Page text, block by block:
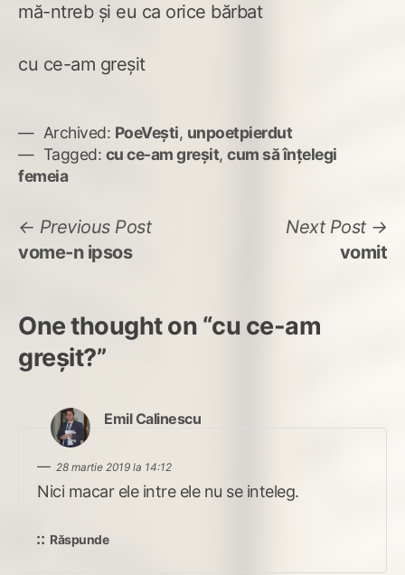
mă-ntreb și eu ca orice bărbat
cu ce-am greșit
Archived: PoeVești, unpoetpierdut
Tagged: cu ce-am greșit, cum să înțelegi
femeia
Navigare
în
Previous PostPrevious
vome-n ipsos
Next Post
vomit
One thought on “cu ce-am
greșit?”
Emil Calinescu
28 martie 2019 la 14:12
Nici macar ele intre ele nu se inteleg.
Răspunde